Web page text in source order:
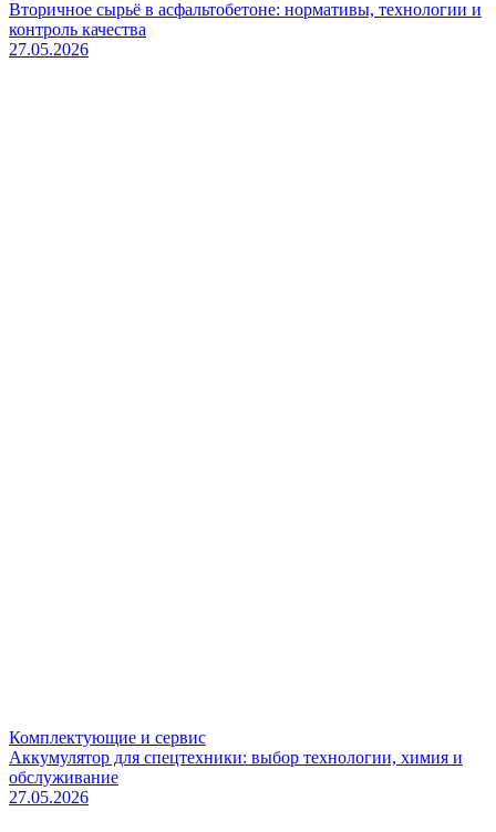
Вторичное сырьё в асфальтобетоне: нормативы, технологии и
контроль качества
27.05.2026
Комплектующие и сервис
Аккумулятор для спецтехники: выбор технологии, химия и
обслуживание
27.05.2026